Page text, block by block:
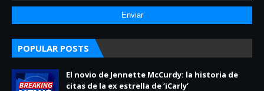
POPULAR POSTS
El novio de Jennette McCurdy: la historia de
citas de la ex estrella de ‘iCarly’